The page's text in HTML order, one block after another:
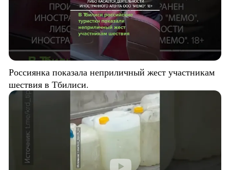
Россиянка показала неприличный жест участникам
шествия в Тбилиси.